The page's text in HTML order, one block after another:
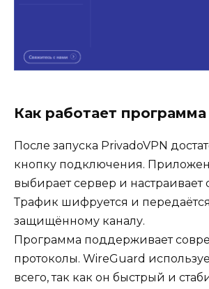
Как работает программа
После запуска PrivadoVPN
кнопку подключения.
выбирает сервер и
Трафик шифруется и
защищённому каналу.
Программа поддерживает
протоколы. WireGuard
всего, так как он быстрый и